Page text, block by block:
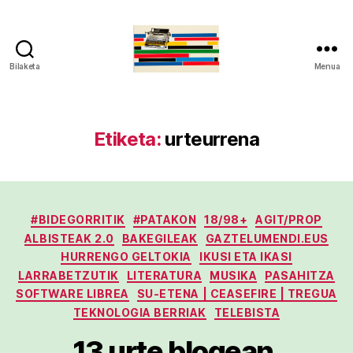
Bilaketa Menua
Etiketa: urteurrena
Kategoriak
#BIDEGORRITIK #PATAKON 18/98+
AGIT/PROP
ALBISTEAK 2.0
BAKEGILEAK
GAZTELUMENDI.EUS
HURRENGO GELTOKIA
IKUSI ETA IKASI
LARRABETZUTIK
LITERATURA MUSIKA
PASAHITZA
SOFTWARE LIBREA
SU-ETENA | CEASEFIRE | TREGUA
TEKNOLOGIA BERRIAK
TELEBISTA